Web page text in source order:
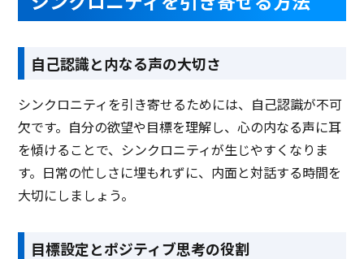
自己認識と内なる声の大切さ
シンクロニティを引き寄せるためには、自己認識が不可
欠です。自分の欲望や目標を理解し、心の内なる声に耳
を傾けることで、シンクロニティが生じやすくなりま
す。日常の忙しさに埋もれずに、内面と対話する時間を
大切にしましょう。
目標設定とポジティブ思考の役割